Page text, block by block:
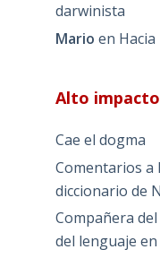
darwinista
Mario en
Alto impacto
Cae el dogma
Comentarios a
diccionario de
Compañera
del lenguaje